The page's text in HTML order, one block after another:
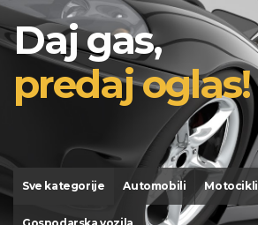
Daj gas,
predaj oglas!
Sve kategorije Automobili Motocikli